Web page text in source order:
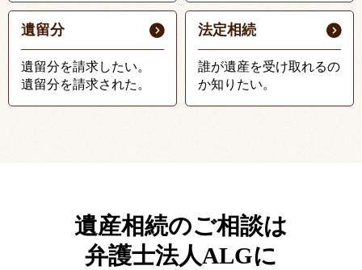
遺留分
遺留分を請求したい。
遺留分を請求された。
法定相続
誰が遺産を受け取れるの
か知りたい。
遺産相続のご相談は
弁護士法人ALGに